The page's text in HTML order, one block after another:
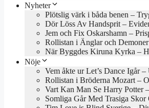
Nyheter
Plötslig värk i båda benen –
Dör Löss Av Handsprit –
Jem och Fix Oskarshamn –
Rollistan i Änglar och
När Byggdes Kiruna Kyrka –
Nöje
Vem åkte ur Let’s Dance Igår
Rollistan i Bröderna Mozart –
Vart Kan Man Se Harry Potter
Somliga Går Med Trasiga Skor